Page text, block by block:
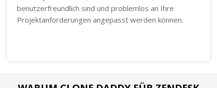
benutzerfreundlich sind und problemlos an Ihre
Projektanforderungen angepasst werden können.